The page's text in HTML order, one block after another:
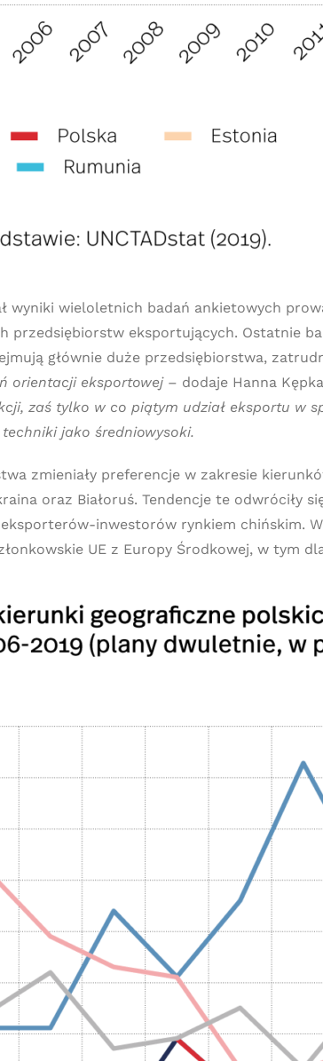
wyniki wieloletnich badań ankietowych
przedsiębiorstw eksportujących. Ostatnie
głównie duże przedsiębiorstwa,
orientacji eksportowej– dodaje Hanna
zaś tylko w co piątym udział eksportu w
jako średniowysoki.
zmieniały preferencje w zakresie
oraz Białoruś. Tendencje te
inwestorów rynkiem chińskim.
UE z Europy Środkowej, w tym